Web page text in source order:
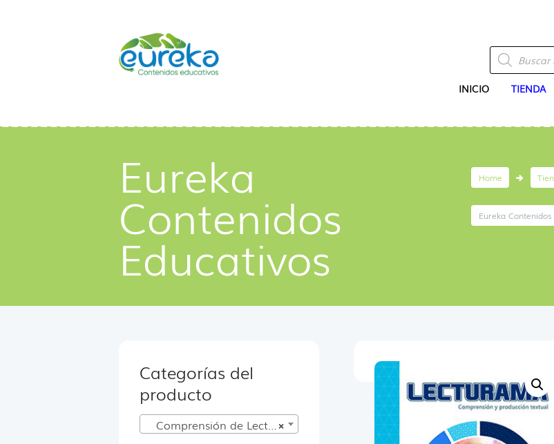
Búsqueda
de
productos
INICIO TIENDA
Home
Eureka
Eureka
Contenidos
Educativos
Categorías del
producto
×
Comprensión de Lectura